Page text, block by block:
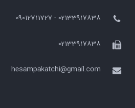
02133917838 - 09012711727
02133917838
hesampakatchi@gmail.com